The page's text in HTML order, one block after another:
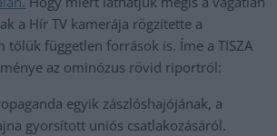
a Hír TV kamerája rögzítette a
tőlük független források is. Íme a TISZA
az ominózus rövid riportról:
egyik zászlóshajójának, a
gyorsított uniós csatlakozásáról.